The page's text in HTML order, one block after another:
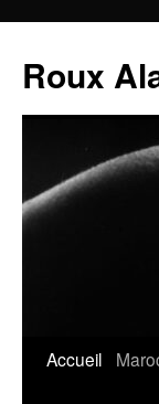
contenu
Roux
Accueil